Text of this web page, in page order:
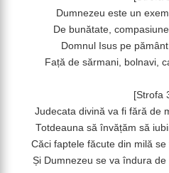
Dumnezeu este un
De bunătate,
Domnul Isus pe
Față de sărmani, bolnavi,
[Strofa
Judecata divină va fi fără de
Totdeauna să învățăm să
Căci faptele făcute din milă
Și Dumnezeu se va îndura